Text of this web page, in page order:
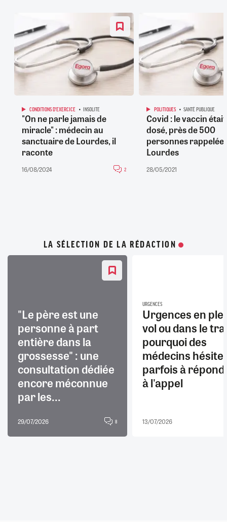
CONDITIONS D'EXERCICE INSOLITE
"On ne parle jamais de
miracle" : médecin au
sanctuaire de Lourdes, il
raconte
16/08/2024 2
POLITIQUES SANTÉ PUBLIQUE
Covid : le vaccin
dosé, près de 500
personnes
Lourdes
28/05/2021
LA SÉLECTION DE LA RÉDACTION
"Le père est une
personne à part
entière dans la
grossesse" : une
consultation dédiée
encore méconnue
par les...
29/07/2026 8
URGENCES
Urgences en
vol ou dans le
pourquoi des
médecins
parfois à
à l'appel
13/07/2026